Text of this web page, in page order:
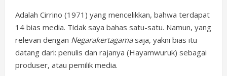
Adalah Cirrino (1971) yang mencelikkan, bahwa terdapat
14 bias media. Tidak saya bahas satu-satu. Namun, yang
relevan dengan Negarakertagamasaja, yakni bias itu
datang dari: penulis dan rajanya (Hayamwuruk) sebagai
produser, atau pemilik media.